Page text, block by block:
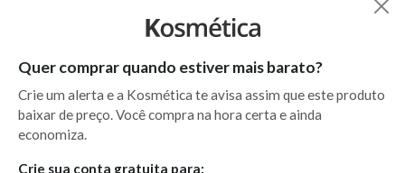
Quer comprar quando estiver mais barato?
Crie um alerta e a Kosmética te avisa assim que este produto
baixar de preço. Você compra na hora certa e ainda
economiza.
Crie sua conta gratuita para: